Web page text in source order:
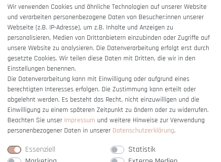
AGB
Impressum
Barrierefreiheitserklärung
Vertrag widerrufen
Wir verwenden Cookies und ähnliche Technologien auf unserer Website
und verarbeiten personenbezogene Daten von Besucher:innen unserer
Webseite (z.B. IP-Adresse), um z.B. Inhalte und Anzeigen zu
personalisieren, Medien von Drittanbietern einzubinden oder Zugriffe auf
unsere Website zu analysieren. Die Datenverarbeitung erfolgt erst durch
gesetzte Cookies. Wir teilen diese Daten mit Dritten, die wir in den
Einstellungen benennen.
Die Datenverarbeitung kann mit Einwilligung oder aufgrund eines
berechtigten Interesses erfolgen. Die Zustimmung kann erteilt oder
abgelehnt werden. Es besteht das Recht, nicht einzuwilligen und die
Einwilligung zu einem späteren Zeitpunkt zu ändern oder zu widerrufen.
Beachten Sie unser Impressum und weitere Hinweise zur Verwendung
personenbezogener Daten in unserer Daten­schutz­erklärung.
Essenziell
Statistik